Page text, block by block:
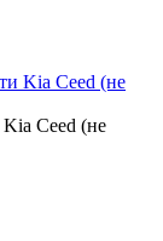
Ceed (не